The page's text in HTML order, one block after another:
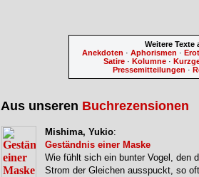
Weitere
Anekdoten ·Aphorismen ·
Satire ·Kolumne ·
Pressemitteilungen ·
Aus unseren Buchrezensionen
Mishima, Yukio:
Geständnis einer Maske
Wie fühlt sich ein bunter Vogel, den
Strom der Gleichen ausspuckt, so